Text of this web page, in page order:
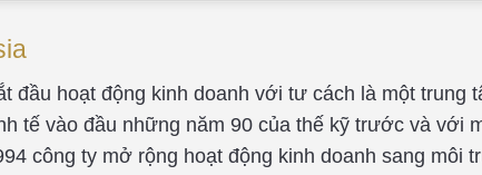
đầu hoạt động kinh doanh với tư cách là một
tế vào đầu những năm 90 của thế kỹ trước và
công ty mở rộng hoạt động kinh doanh sang môi